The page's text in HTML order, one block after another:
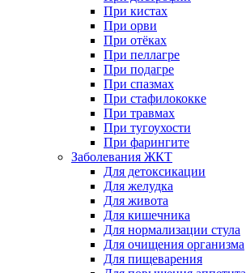
При кистах
При орви
При отёках
При пеллагре
При подагре
При спазмах
При стафилококке
При травмах
При тугоухости
При фарингите
Заболевания ЖКТ
Для детоксикации
Для желудка
Для живота
Для кишечника
Для нормализации стула
Для очищения организма
Для пищеварения